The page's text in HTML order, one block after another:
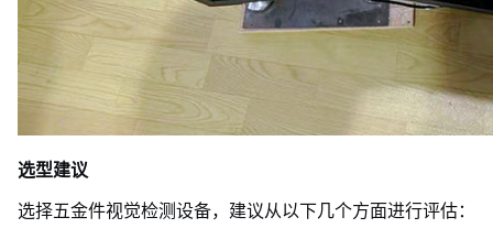
选型建议
选择五金件视觉检测设备，建议从以下几个方面进行评估：